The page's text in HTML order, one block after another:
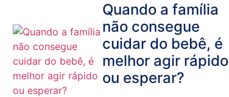
Quando a família
não consegue
cuidar do bebê, é
melhor agir rápido
ou esperar?